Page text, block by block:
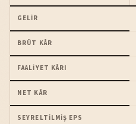
GELIR
BRÜT KÂR
FAALIYET KÂRI
NET KÂR
SEYRELTILMIŞ EPS